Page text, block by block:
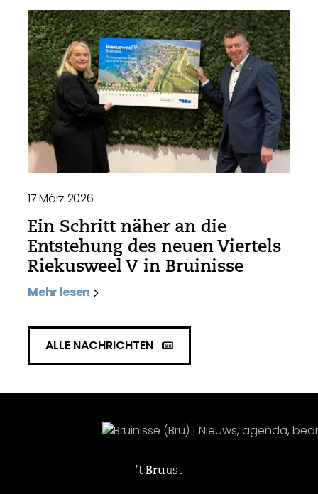
17 März 2026
Ein Schritt näher an die
Entstehung des neuen Viertels
Riekusweel V in Bruinisse
Mehr lesen
ALLE NACHRICHTEN
't Bruust